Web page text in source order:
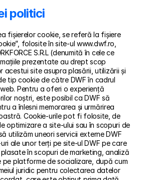
politici
fișierelor cookie, se referă la fișiere
folosite în site-ul www.dwf.ro,
S.R.L (denumită în cele ce
prezentate au drept scop
acestui site asupra plasării, utilizării și
tip cookie de către DWF în cadrul
Pentru a oferi o experiență
noștri, este posibil ca DWF să
a înlesni memorarea și urmărirea
Cookie-urile pot fi folosite, de
optimizare a site-ului sau în scopuri de
utilizăm uneori servicii externe DWF
ale unor terți pe site-ul DWF pe care
în scopuri de marketing, analiză
platforme de socializare, după cum
juridic pentru colectarea datelor